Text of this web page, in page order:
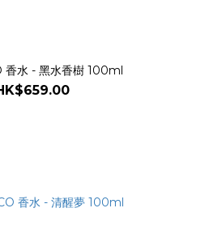
香水 - 黑水香樹 100ml